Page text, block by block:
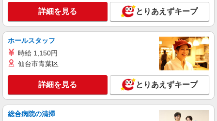
《エリアリーダー》 KISARAZU CONCEPT STORE 【株式会社
StyleAgent】
エリアリーダー(商品出し・お客さま案
内)/KISARAZU CONCEPT STORE
■エリアリーダー：月給230,000円〜280,000円
□能力、経験を考慮します 頑張りに応じて昇給
の可能性あり □別途交通費全額支給 □役職任用
千葉県木更津市金田東2丁目9番1 《KISARAZU
CONCEPT STORE》
キープ 詳細を見る
契約社員
詳細を見る とりあえずキープ
ホールスタッフ
時給 1,150円
仙台市青葉区
詳細を見る とりあえずキープ
総合病院の清掃